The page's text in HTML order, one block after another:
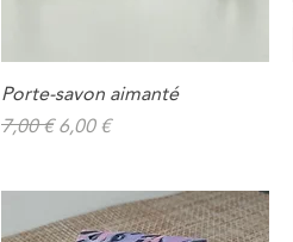
Aperçu rapide
Porte-savon aimanté
Prix original
7,00 €Prix promotionnel
6,00 €